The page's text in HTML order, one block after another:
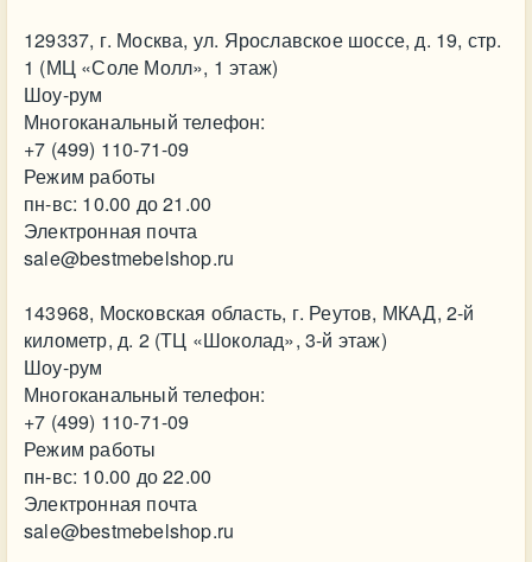
129337, г. Москва, ул. Ярославское шоссе, д. 19, стр.
1 (МЦ «Соле Молл», 1 этаж)
Шоу-рум
Многоканальный телефон:
+7 (499) 110-71-09
Режим работы
пн-вс: 10.00 до 21.00
Электронная почта
sale@bestmebelshop.ru
143968, Московская область, г. Реутов, МКАД, 2-й
километр, д. 2 (ТЦ «Шоколад», 3-й этаж)
Шоу-рум
Многоканальный телефон:
+7 (499) 110-71-09
Режим работы
пн-вс: 10.00 до 22.00
Электронная почта
sale@bestmebelshop.ru